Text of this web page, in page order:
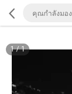
1/1